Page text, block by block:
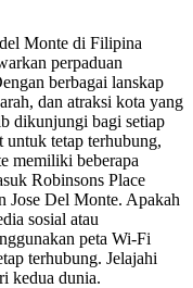
Monte di Filipina
perpaduan
berbagai lanskap
dan atraksi kota yang
dikunjungi bagi setiap
tetap terhubung,
memiliki beberapa
Robinsons Place
Jose Del Monte. Apakah
sosial atau
peta Wi-Fi
terhubung. Jelajahi
kedua dunia.